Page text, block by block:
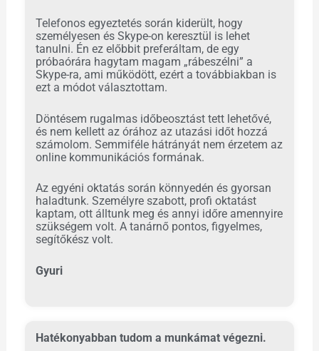
Telefonos egyeztetés során kiderült, hogy
személyesen és Skype-on keresztül is lehet
tanulni. Én ez előbbit preferáltam, de egy
próbaórára hagytam magam „rábeszélni” a
Skype-ra, ami működött, ezért a továbbiakban is
ezt a módot választottam.
Döntésem rugalmas időbeosztást tett lehetővé,
és nem kellett az órához az utazási időt hozzá
számolom. Semmiféle hátrányát nem érzetem az
online kommunikációs formának.
Az egyéni oktatás során könnyedén és gyorsan
haladtunk. Személyre szabott, profi oktatást
kaptam, ott álltunk meg és annyi időre amennyire
szükségem volt. A tanárnő pontos, figyelmes,
segítőkész volt.
Gyuri
Hatékonyabban tudom a munkámat végezni.